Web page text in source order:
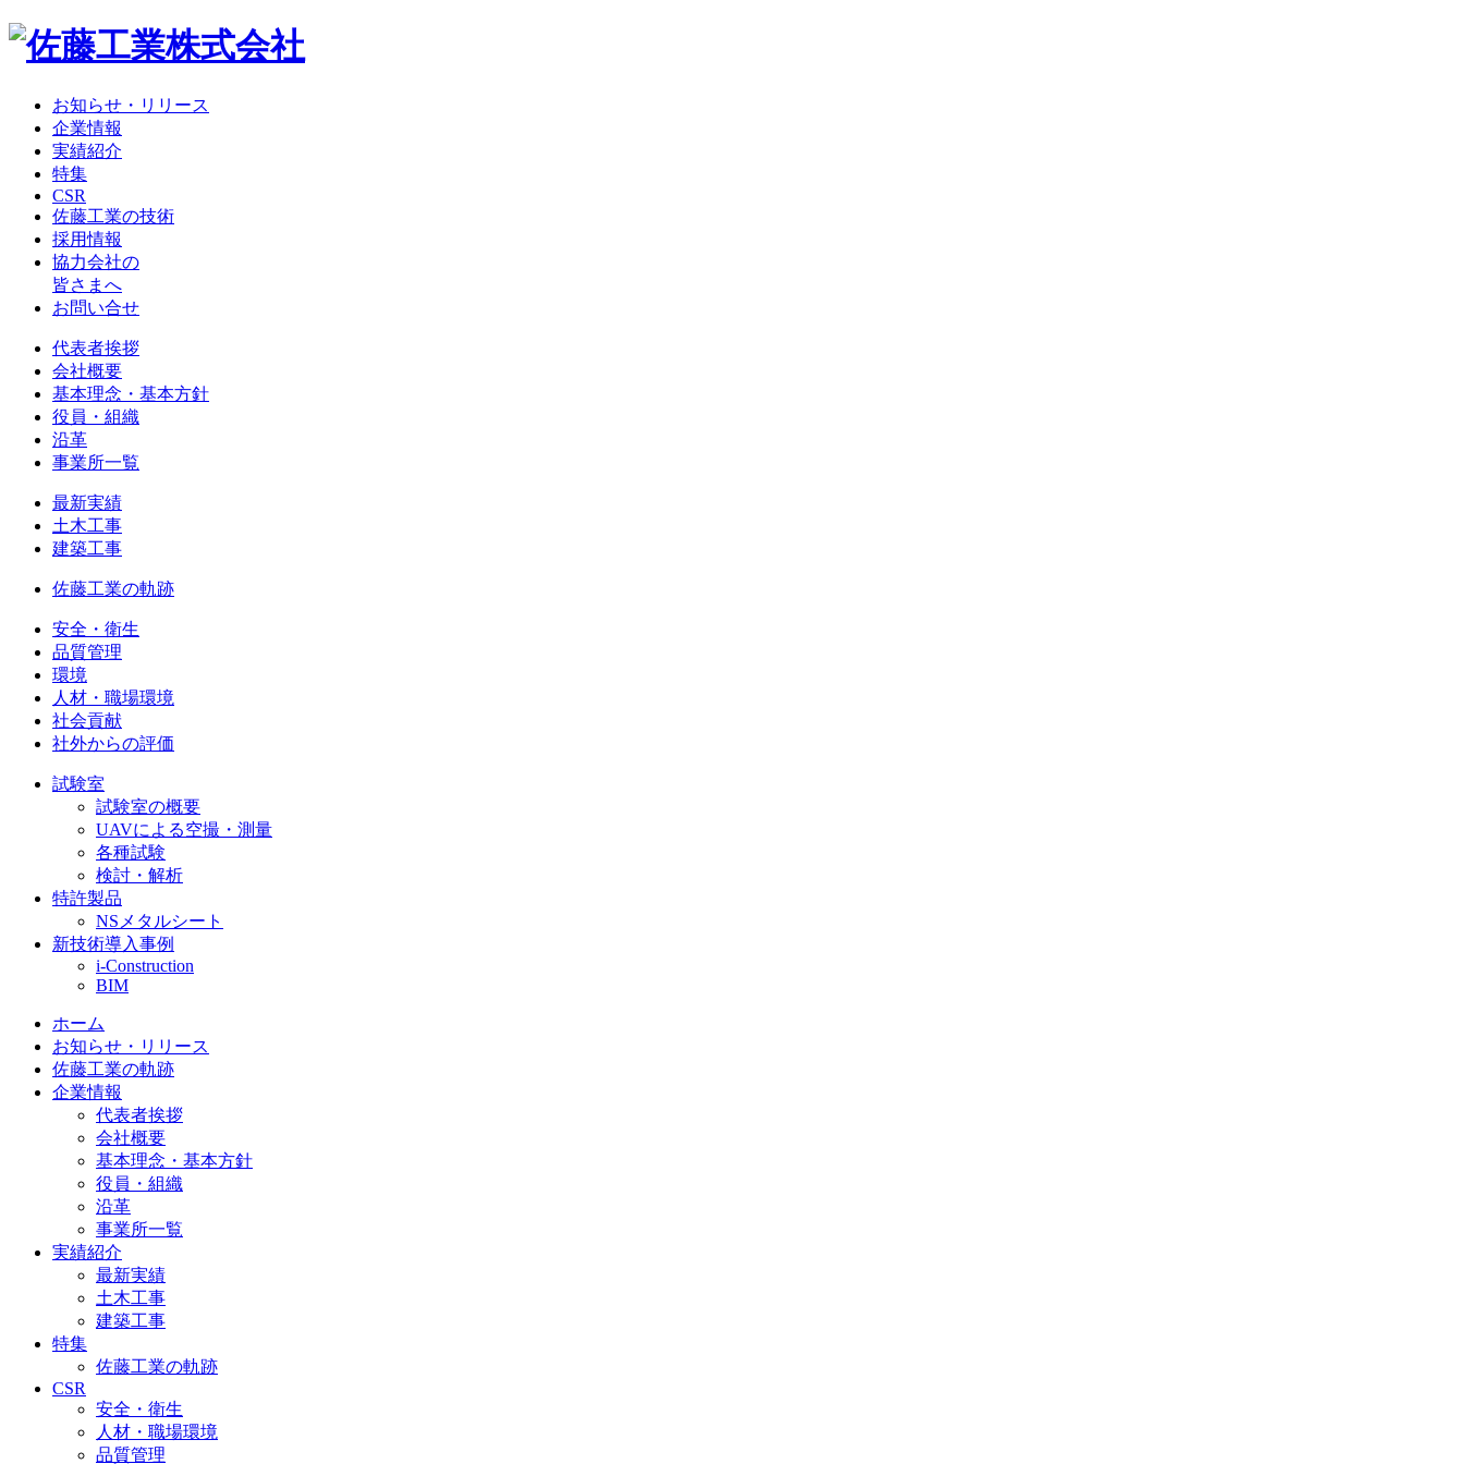
お知らせ・リリース
企業情報
実績紹介
特集
CSR
佐藤工業の技術
採用情報
協力会社の
皆さまへ
お問い合せ
代表者挨拶
会社概要
基本理念・基本方針
役員・組織
沿革
事業所一覧
最新実績
土木工事
建築工事
佐藤工業の軌跡
安全・衛生
品質管理
環境
人材・職場環境
社会貢献
社外からの評価
試験室
試験室の概要
UAVによる空撮・測量
各種試験
検討・解析
特許製品
NSメタルシート
新技術導入事例
i-Construction
BIM
ホーム
お知らせ・リリース
佐藤工業の軌跡
企業情報
代表者挨拶
会社概要
基本理念・基本方針
役員・組織
沿革
事業所一覧
実績紹介
最新実績
土木工事
建築工事
特集
佐藤工業の軌跡
CSR
安全・衛生
人材・職場環境
品質管理